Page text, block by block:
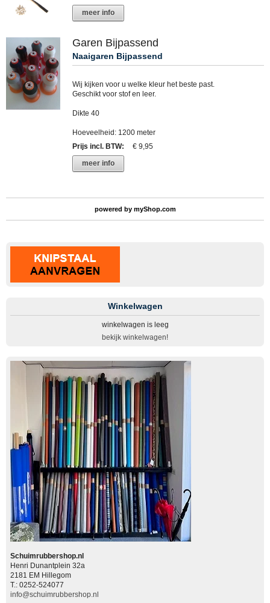
meer info
Garen Bijpassend
Naaigaren Bijpassend
Wij kijken voor u welke kleur het beste past.
Geschikt voor stof en leer.
Dikte 40
Hoeveelheid: 1200 meter
Prijs incl. BTW:
€ 9,95
meer info
powered by myShop.com
Winkelwagen
winkelwagen is leeg
bekijk winkelwagen!
Schuimrubbershop.nl
Henri Dunantplein 32a
2181 EM Hillegom
T.: 0252-524077
info@schuimrubbershop.nl